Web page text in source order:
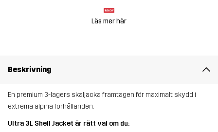
Läs mer här
Beskrivning
En premium 3-lagers skaljacka framtagen för maximalt skydd i
extrema alpina förhållanden.
Ultra 3L Shell Jacket är rätt val om du: